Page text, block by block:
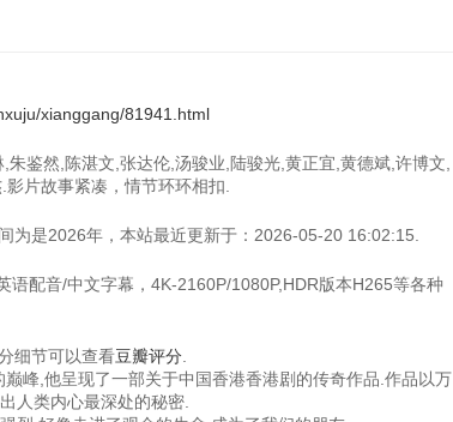
xianggang/81941.html
鉴然,陈湛文,张达伦,汤骏业,陆骏光,黄正宜,黄德斌,许博文,
片故事紧凑，情节环环相扣.
为是2026年，本站最近更新于：2026-05-20 16:02:15.
配音/中文字幕，4K-2160P/1080P,HDR版本H265等各种
细节可以查看豆瓣评分
峰,他呈现了一部关于中国香港香港剧的传奇作品.作品以万
人类内心最深处的秘密.